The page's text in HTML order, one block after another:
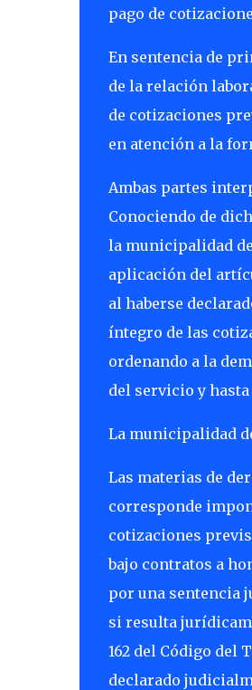
pago de
En sentencia de
de la relación
de cotizaciones
en atención a la
Ambas partes
Conociendo de
la municipalidad
aplicación del
al haberse
íntegro de las
ordenando a la
del servicio y
La municipalidad
Las materias de
corresponde
cotizaciones
bajo contratos a
por una sentencia
si resulta
162 del Código del
declarado